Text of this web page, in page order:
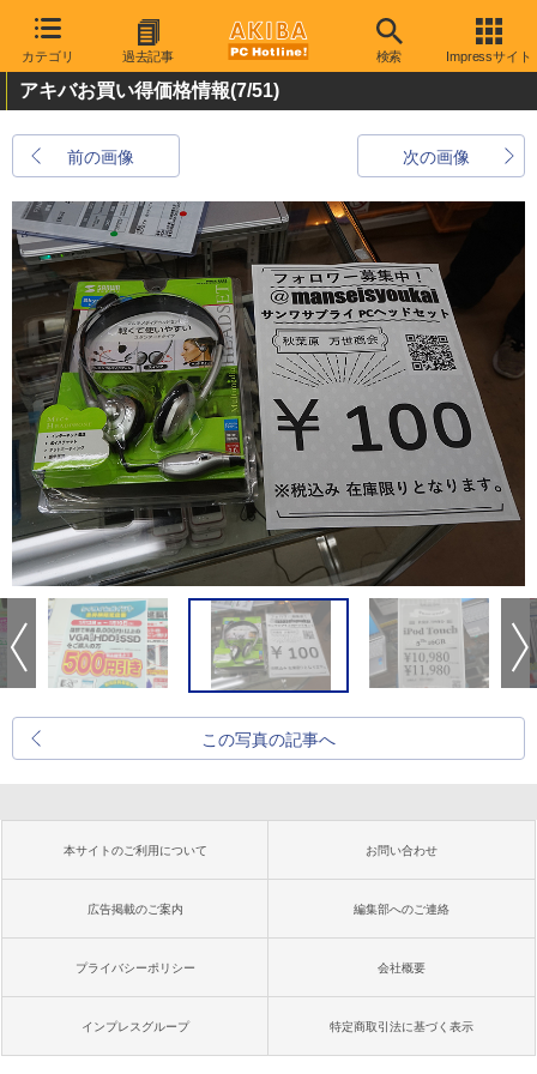
カテゴリ 過去記事 検索 Impressサイト
アキバお買い得価格情報(7/51)
前の画像 次の画像
この写真の記事へ
本サイトのご利用について お問い合わせ
広告掲載のご案内 編集部へのご連絡
プライバシーポリシー 会社概要
インプレスグループ 特定商取引法に基づく表示